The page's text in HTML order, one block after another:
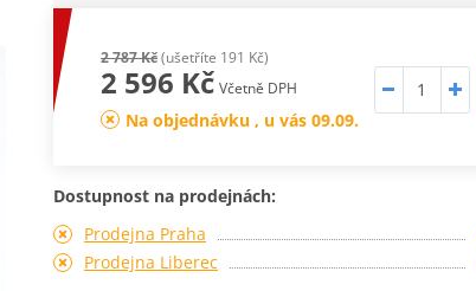
2 787 Kč(ušetříte 191 Kč)
2 596 Kč Včetně DPH
Na objednávku , u vás 09.09.
Dostupnost na prodejnách:
Prodejna Praha
Prodejna Liberec